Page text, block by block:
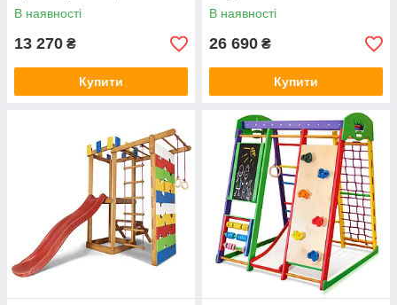
В наявності
13 270 ₴
Купити
В наявності
26 690 ₴
Купити